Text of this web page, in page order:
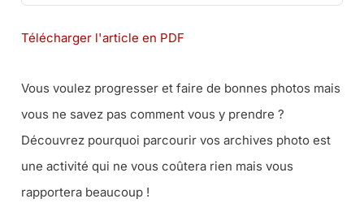
Télécharger l'article en PDF
Vous voulez progresser et faire de bonnes photos mais
vous ne savez pas comment vous y prendre ?
Découvrez pourquoi parcourir vos archives photo est
une activité qui ne vous coûtera rien mais vous
rapportera beaucoup !